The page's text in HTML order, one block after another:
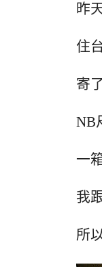
昨
住
寄
NB
一
我
所